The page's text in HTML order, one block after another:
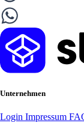
Unternehmen
Login Impressum